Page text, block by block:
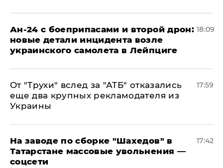
Ан-24 с боеприпасами и второй дрон:
новые детали инцидента возле
украинского самолета в Лейпциге
18:09
От "Трухи" вслед за "АТБ" отказались
еще два крупных рекламодателя из
Украины
17:59
На заводе по сборке "Шахедов" в
Татарстане массовые увольнения —
соцсети
17:42